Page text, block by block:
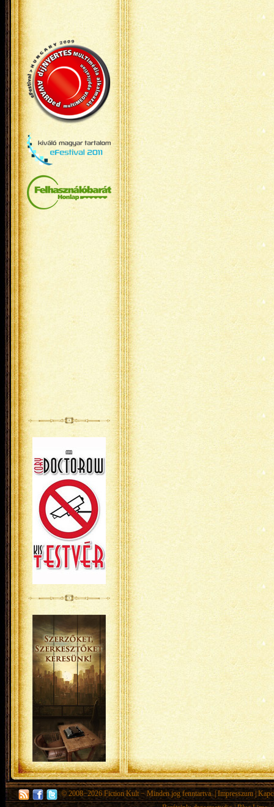
© 2008−2026 Fiction Kult − Minden jog fenntartva. | Impresszum|